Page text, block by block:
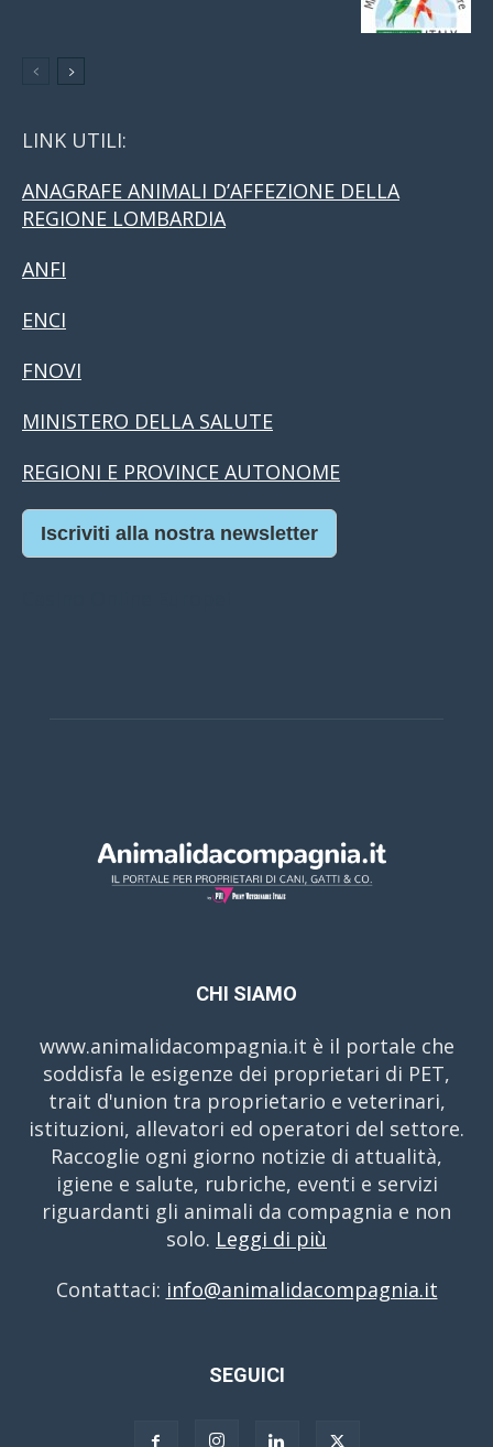
LINK UTILI:
ANAGRAFE ANIMALI D’AFFEZIONE DELLA
REGIONE LOMBARDIA
ANFI
ENCI
FNOVI
MINISTERO DELLA SALUTE
REGIONI E PROVINCE AUTONOME
Iscriviti alla nostra newsletter
CHI SIAMO
www.animalidacompagnia.it è il portale che
soddisfa le esigenze dei proprietari di PET,
trait d'union tra proprietario e veterinari,
istituzioni, allevatori ed operatori del settore.
Raccoglie ogni giorno notizie di attualità,
igiene e salute, rubriche, eventi e servizi
riguardanti gli animali da compagnia e non
solo. Leggi di più
Contattaci: info@animalidacompagnia.it
SEGUICI